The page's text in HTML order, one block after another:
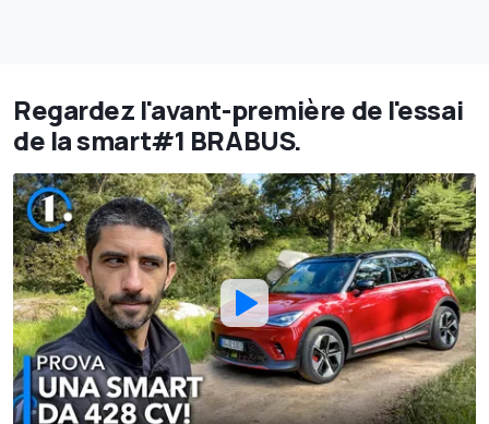
Regardez l'avant-première de l'essai
de la smart#1 BRABUS.